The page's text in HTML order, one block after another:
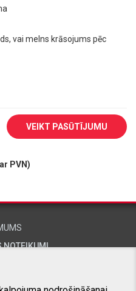
vai melns krāsojums pēc
VEIKT PASŪTĪJUMU
PVN)
NOTEIKUMI